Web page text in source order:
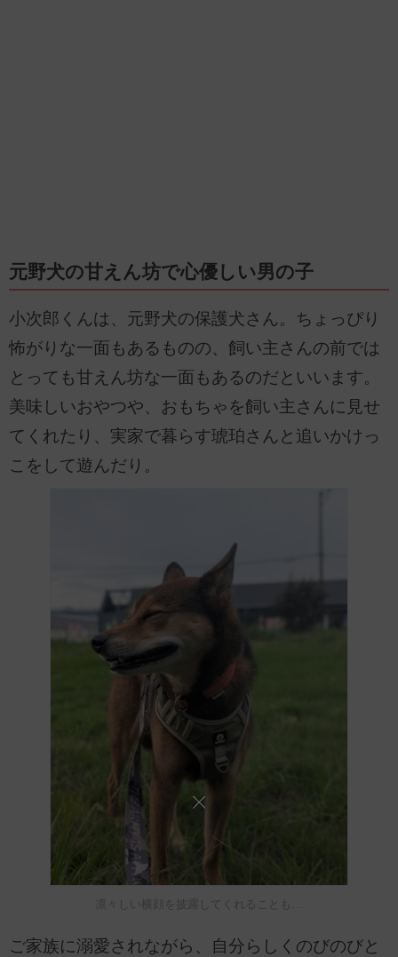
元野犬の甘えん坊で心優しい男の子
小次郎くんは、元野犬の保護犬さん。ちょっぴり
怖がりな一面もあるものの、飼い主さんの前では
とっても甘えん坊な一面もあるのだといいます。
美味しいおやつや、おもちゃを飼い主さんに見せ
てくれたり、実家で暮らす琥珀さんと追いかけっ
こをして遊んだり。
凛々しい横顔を披露してくれることも…
ご家族に溺愛されながら、自分らしくのびのびと